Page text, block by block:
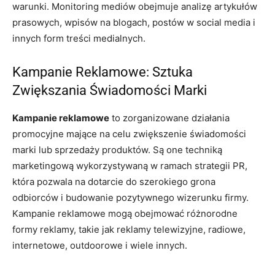
warunki. Monitoring mediów obejmuje analizę artykułów
prasowych, wpisów na blogach, postów w social media i
innych form treści medialnych.
Kampanie Reklamowe: Sztuka
Zwiększania Świadomości Marki
Kampanie reklamowe to zorganizowane działania
promocyjne mające na celu zwiększenie świadomości
marki lub sprzedaży produktów. Są one techniką
marketingową wykorzystywaną w ramach strategii PR,
która pozwala na dotarcie do szerokiego grona
odbiorców i budowanie pozytywnego wizerunku firmy.
Kampanie reklamowe mogą obejmować różnorodne
formy reklamy, takie jak reklamy telewizyjne, radiowe,
internetowe, outdoorowe i wiele innych.